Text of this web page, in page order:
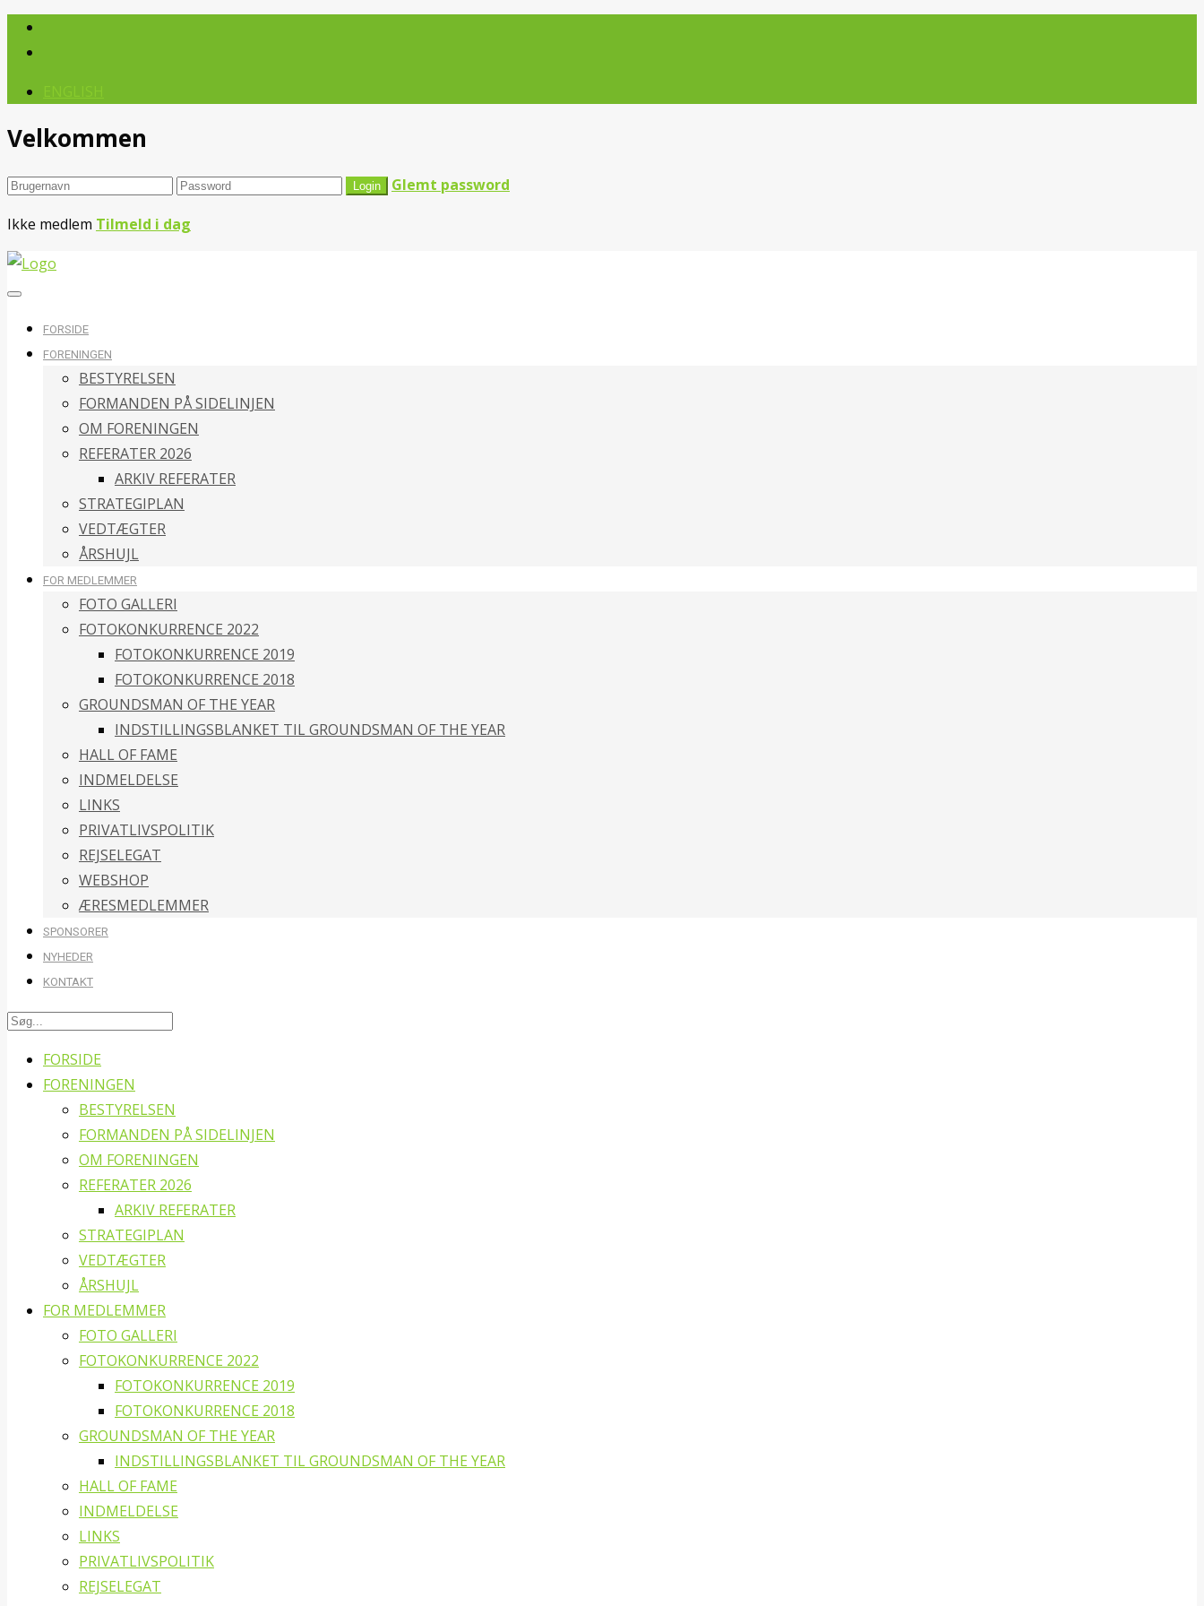
Velkommen
Glemt password
Ikke medlem Tilmeld i dag
FORSIDE
FORENINGEN
BESTYRELSEN
FORMANDEN PÅ SIDELINJEN
OM FORENINGEN
REFERATER 2026
ARKIV REFERATER
STRATEGIPLAN
VEDTÆGTER
ÅRSHUJL
FOR MEDLEMMER
FOTO GALLERI
FOTOKONKURRENCE 2022
FOTOKONKURRENCE 2019
FOTOKONKURRENCE 2018
GROUNDSMAN OF THE YEAR
INDSTILLINGSBLANKET TIL GROUNDSMAN OF THE YEAR
HALL OF FAME
INDMELDELSE
LINKS
PRIVATLIVSPOLITIK
REJSELEGAT
WEBSHOP
ÆRESMEDLEMMER
SPONSORER
NYHEDER
KONTAKT
FORSIDE
FORENINGEN
BESTYRELSEN
FORMANDEN PÅ SIDELINJEN
OM FORENINGEN
REFERATER 2026
ARKIV REFERATER
STRATEGIPLAN
VEDTÆGTER
ÅRSHUJL
FOR MEDLEMMER
FOTO GALLERI
FOTOKONKURRENCE 2022
FOTOKONKURRENCE 2019
FOTOKONKURRENCE 2018
GROUNDSMAN OF THE YEAR
INDSTILLINGSBLANKET TIL GROUNDSMAN OF THE YEAR
HALL OF FAME
INDMELDELSE
LINKS
PRIVATLIVSPOLITIK
REJSELEGAT